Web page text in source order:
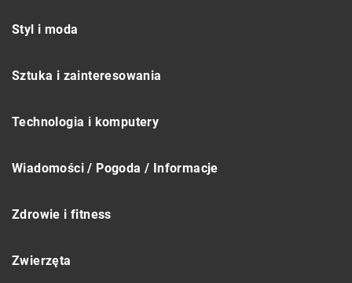
Styl i moda
Sztuka i zainteresowania
Technologia i komputery
Wiadomości / Pogoda / Informacje
Zdrowie i fitness
Zwierzęta